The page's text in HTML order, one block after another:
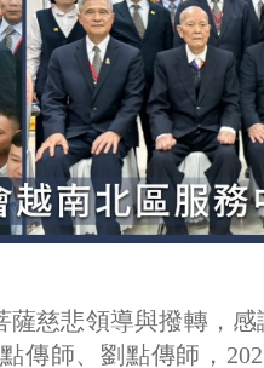
慈悲領導與撥轉，
傳師、劉點傳師，